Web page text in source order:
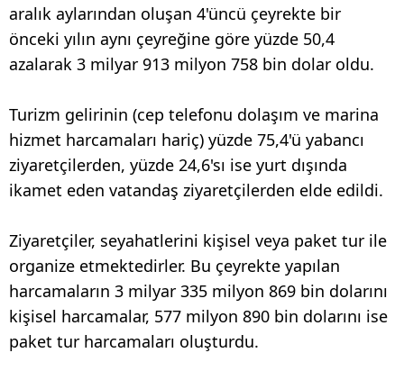
aralık aylarından oluşan 4'üncü çeyrekte bir
önceki yılın aynı çeyreğine göre yüzde 50,4
azalarak 3 milyar 913 milyon 758 bin dolar oldu.
Turizm gelirinin (cep telefonu dolaşım ve marina
hizmet harcamaları hariç) yüzde 75,4'ü yabancı
ziyaretçilerden, yüzde 24,6'sı ise yurt dışında
ikamet eden vatandaş ziyaretçilerden elde edildi.
Ziyaretçiler, seyahatlerini kişisel veya paket tur ile
organize etmektedirler. Bu çeyrekte yapılan
harcamaların 3 milyar 335 milyon 869 bin dolarını
kişisel harcamalar, 577 milyon 890 bin dolarını ise
paket tur harcamaları oluşturdu.